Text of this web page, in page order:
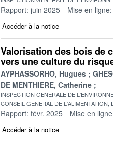
Rapport: juin 2025 Mise en
Accéder à la notice
Valorisation des bois de
vers une culture du
AYPHASSORHO, Hugues
DE MENTHIERE, Catherine
INSPECTION GENERALE DE
CONSEIL GENERAL DE
Rapport: févr. 2025 Mise en
Accéder à la notice